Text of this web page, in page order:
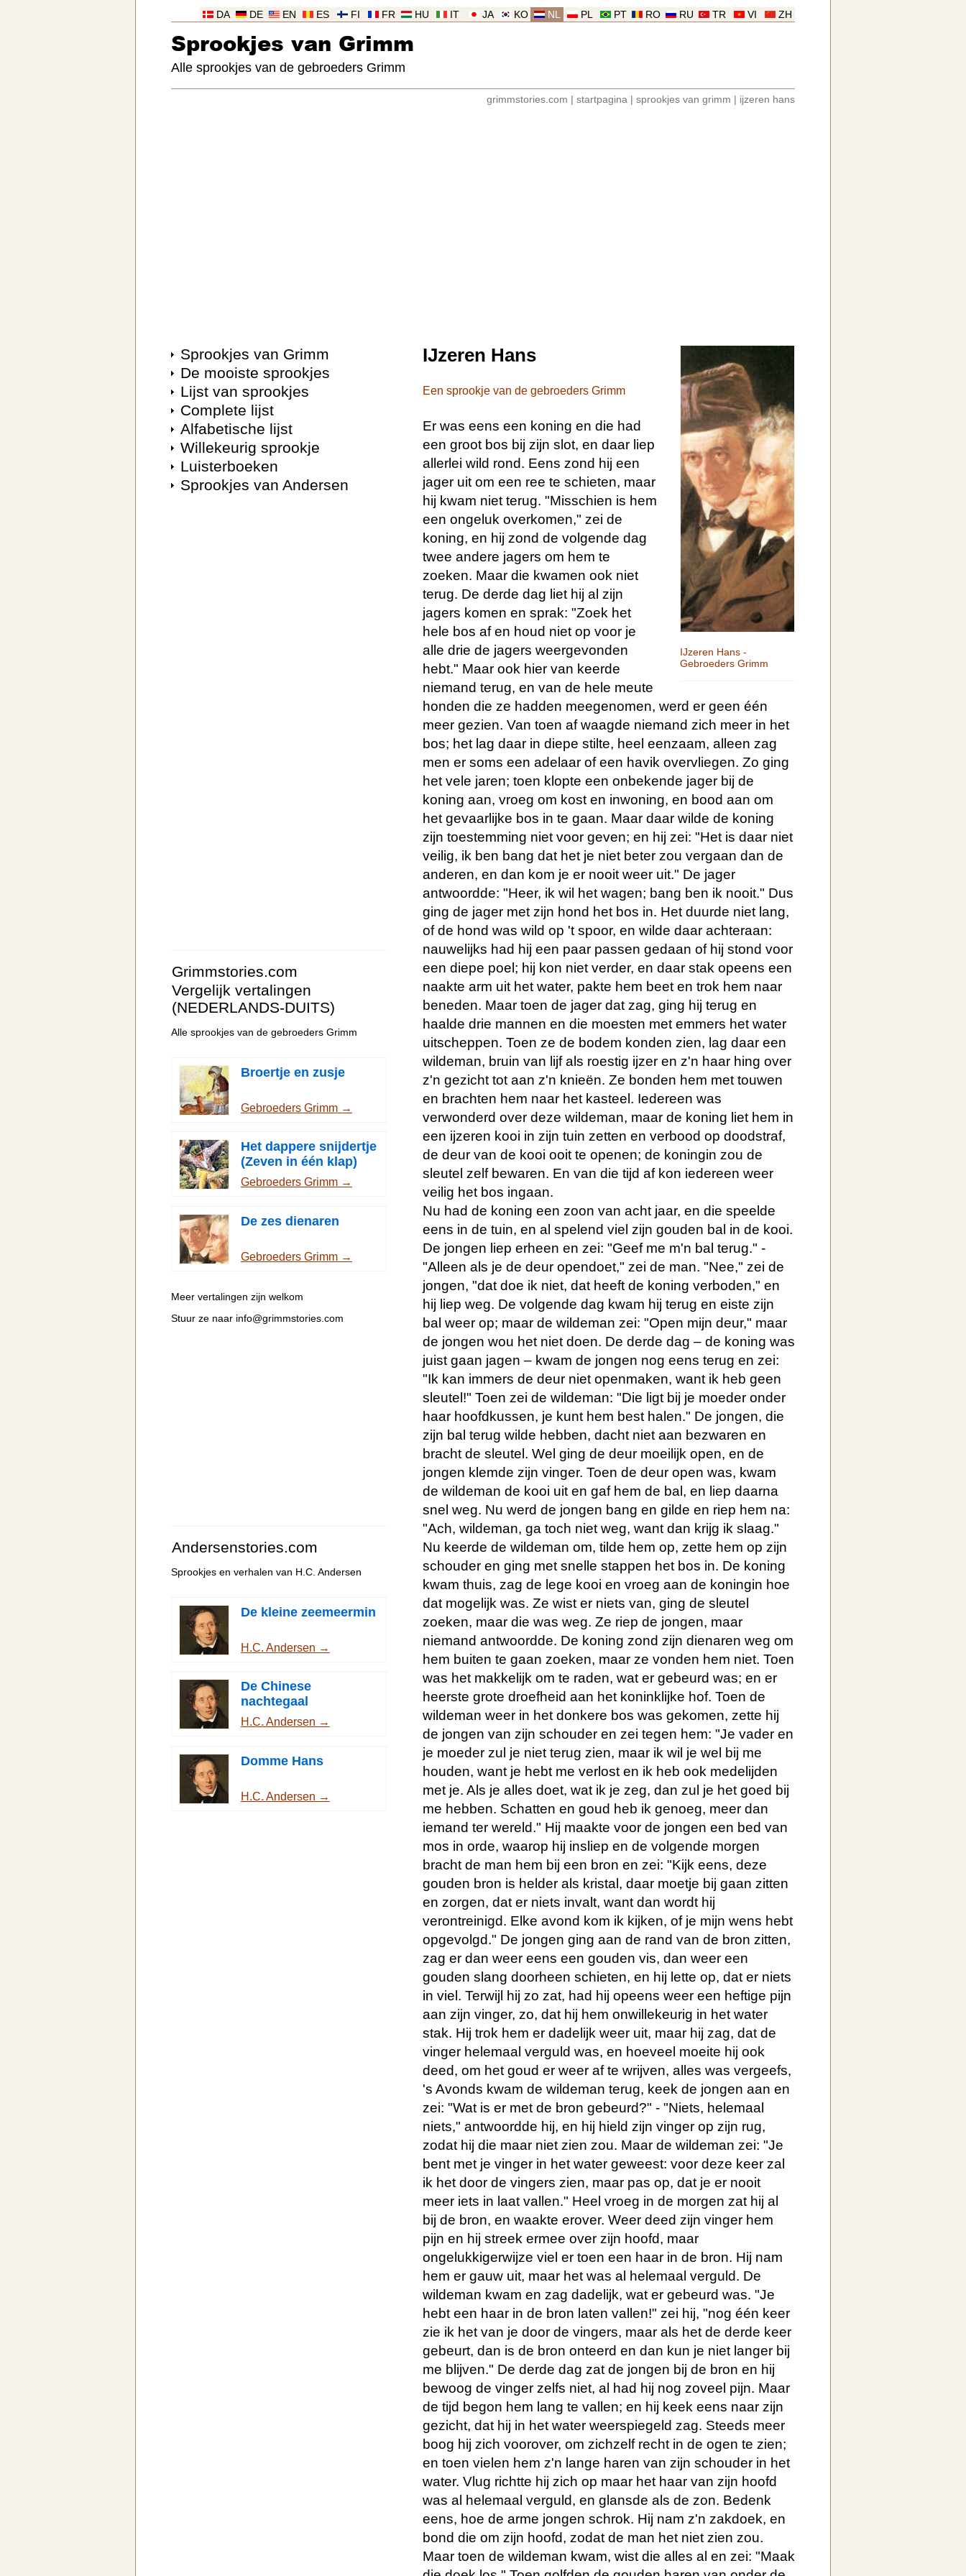
ZH
VI
TR
RU
RO
PT
PL
NL
KO
JA
IT
HU
FR
FI
ES
EN
DE
DA
Sprookjes van Grimm
Alle sprookjes van de gebroeders Grimm
grimmstories.com startpagina sprookjes van grimm ijzeren hans
Sprookjes van Grimm
De mooiste sprookjes
Lijst van sprookjes
Complete lijst
Alfabetische lijst
Willekeurig sprookje
Luisterboeken
Sprookjes van Andersen
Grimmstories.com
Vergelijk vertalingen
(NEDERLANDS-DUITS)
Alle sprookjes van de gebroeders Grimm
Broertje en zusje
Gebroeders Grimm →
Het dappere snijdertje
(Zeven in één klap)
Gebroeders Grimm →
De zes dienaren
Gebroeders Grimm →
Meer vertalingen zijn welkom
Stuur ze naar info@grimmstories.com
Andersenstories.com
Sprookjes en verhalen van H.C. Andersen
De kleine zeemeermin
H.C. Andersen →
De Chinese
nachtegaal
H.C. Andersen →
Domme Hans
H.C. Andersen →
IJzeren Hans -
Gebroeders Grimm
IJzeren Hans
Een sprookje van de gebroeders Grimm
Er was eens een koning en die had
een groot bos bij zijn slot, en daar liep
allerlei wild rond. Eens zond hij een
jager uit om een ree te schieten, maar
hij kwam niet terug. "Misschien is hem
een ongeluk overkomen," zei de
koning, en hij zond de volgende dag
twee andere jagers om hem te
zoeken. Maar die kwamen ook niet
terug. De derde dag liet hij al zijn
jagers komen en sprak: "Zoek het
hele bos af en houd niet op voor je
alle drie de jagers weergevonden
hebt." Maar ook hier van keerde
niemand terug, en van de hele meute
honden die ze hadden meegenomen, werd er geen één
meer gezien. Van toen af waagde niemand zich meer in het
bos; het lag daar in diepe stilte, heel eenzaam, alleen zag
men er soms een adelaar of een havik overvliegen. Zo ging
het vele jaren; toen klopte een onbekende jager bij de
koning aan, vroeg om kost en inwoning, en bood aan om
het gevaarlijke bos in te gaan. Maar daar wilde de koning
zijn toestemming niet voor geven; en hij zei: "Het is daar niet
veilig, ik ben bang dat het je niet beter zou vergaan dan de
anderen, en dan kom je er nooit weer uit." De jager
antwoordde: "Heer, ik wil het wagen; bang ben ik nooit." Dus
ging de jager met zijn hond het bos in. Het duurde niet lang,
of de hond was wild op 't spoor, en wilde daar achteraan:
nauwelijks had hij een paar passen gedaan of hij stond voor
een diepe poel; hij kon niet verder, en daar stak opeens een
naakte arm uit het water, pakte hem beet en trok hem naar
beneden. Maar toen de jager dat zag, ging hij terug en
haalde drie mannen en die moesten met emmers het water
uitscheppen. Toen ze de bodem konden zien, lag daar een
wildeman, bruin van lijf als roestig ijzer en z'n haar hing over
z'n gezicht tot aan z'n knieën. Ze bonden hem met touwen
en brachten hem naar het kasteel. Iedereen was
verwonderd over deze wildeman, maar de koning liet hem in
een ijzeren kooi in zijn tuin zetten en verbood op doodstraf,
de deur van de kooi ooit te openen; de koningin zou de
sleutel zelf bewaren. En van die tijd af kon iedereen weer
veilig het bos ingaan.
Nu had de koning een zoon van acht jaar, en die speelde
eens in de tuin, en al spelend viel zijn gouden bal in de kooi.
De jongen liep erheen en zei: "Geef me m'n bal terug." -
"Alleen als je de deur opendoet," zei de man. "Nee," zei de
jongen, "dat doe ik niet, dat heeft de koning verboden," en
hij liep weg. De volgende dag kwam hij terug en eiste zijn
bal weer op; maar de wildeman zei: "Open mijn deur," maar
de jongen wou het niet doen. De derde dag – de koning was
juist gaan jagen – kwam de jongen nog eens terug en zei:
"Ik kan immers de deur niet openmaken, want ik heb geen
sleutel!" Toen zei de wildeman: "Die ligt bij je moeder onder
haar hoofdkussen, je kunt hem best halen." De jongen, die
zijn bal terug wilde hebben, dacht niet aan bezwaren en
bracht de sleutel. Wel ging de deur moeilijk open, en de
jongen klemde zijn vinger. Toen de deur open was, kwam
de wildeman de kooi uit en gaf hem de bal, en liep daarna
snel weg. Nu werd de jongen bang en gilde en riep hem na:
"Ach, wildeman, ga toch niet weg, want dan krijg ik slaag."
Nu keerde de wildeman om, tilde hem op, zette hem op zijn
schouder en ging met snelle stappen het bos in. De koning
kwam thuis, zag de lege kooi en vroeg aan de koningin hoe
dat mogelijk was. Ze wist er niets van, ging de sleutel
zoeken, maar die was weg. Ze riep de jongen, maar
niemand antwoordde. De koning zond zijn dienaren weg om
hem buiten te gaan zoeken, maar ze vonden hem niet. Toen
was het makkelijk om te raden, wat er gebeurd was; en er
heerste grote droefheid aan het koninklijke hof. Toen de
wildeman weer in het donkere bos was gekomen, zette hij
de jongen van zijn schouder en zei tegen hem: "Je vader en
je moeder zul je niet terug zien, maar ik wil je wel bij me
houden, want je hebt me verlost en ik heb ook medelijden
met je. Als je alles doet, wat ik je zeg, dan zul je het goed bij
me hebben. Schatten en goud heb ik genoeg, meer dan
iemand ter wereld." Hij maakte voor de jongen een bed van
mos in orde, waarop hij insliep en de volgende morgen
bracht de man hem bij een bron en zei: "Kijk eens, deze
gouden bron is helder als kristal, daar moetje bij gaan zitten
en zorgen, dat er niets invalt, want dan wordt hij
verontreinigd. Elke avond kom ik kijken, of je mijn wens hebt
opgevolgd." De jongen ging aan de rand van de bron zitten,
zag er dan weer eens een gouden vis, dan weer een
gouden slang doorheen schieten, en hij lette op, dat er niets
in viel. Terwijl hij zo zat, had hij opeens weer een heftige pijn
aan zijn vinger, zo, dat hij hem onwillekeurig in het water
stak. Hij trok hem er dadelijk weer uit, maar hij zag, dat de
vinger helemaal verguld was, en hoeveel moeite hij ook
deed, om het goud er weer af te wrijven, alles was vergeefs,
's Avonds kwam de wildeman terug, keek de jongen aan en
zei: "Wat is er met de bron gebeurd?" - "Niets, helemaal
niets," antwoordde hij, en hij hield zijn vinger op zijn rug,
zodat hij die maar niet zien zou. Maar de wildeman zei: "Je
bent met je vinger in het water geweest: voor deze keer zal
ik het door de vingers zien, maar pas op, dat je er nooit
meer iets in laat vallen." Heel vroeg in de morgen zat hij al
bij de bron, en waakte erover. Weer deed zijn vinger hem
pijn en hij streek ermee over zijn hoofd, maar
ongelukkigerwijze viel er toen een haar in de bron. Hij nam
hem er gauw uit, maar het was al helemaal verguld. De
wildeman kwam en zag dadelijk, wat er gebeurd was. "Je
hebt een haar in de bron laten vallen!" zei hij, "nog één keer
zie ik het van je door de vingers, maar als het de derde keer
gebeurt, dan is de bron onteerd en dan kun je niet langer bij
me blijven." De derde dag zat de jongen bij de bron en hij
bewoog de vinger zelfs niet, al had hij nog zoveel pijn. Maar
de tijd begon hem lang te vallen; en hij keek eens naar zijn
gezicht, dat hij in het water weerspiegeld zag. Steeds meer
boog hij zich voorover, om zichzelf recht in de ogen te zien;
en toen vielen hem z'n lange haren van zijn schouder in het
water. Vlug richtte hij zich op maar het haar van zijn hoofd
was al helemaal verguld, en glansde als de zon. Bedenk
eens, hoe de arme jongen schrok. Hij nam z'n zakdoek, en
bond die om zijn hoofd, zodat de man het niet zien zou.
Maar toen de wildeman kwam, wist die alles al en zei: "Maak